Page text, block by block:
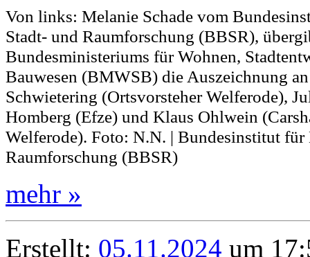
Von links: Melanie Schade vom
Stadt- und Raumforschung (BBSR),
Bundesministeriums für Wohnen,
Bauwesen (BMWSB) die Auszeichnung
Schwietering (Ortsvorsteher Welferode),
Homberg (Efze) und Klaus Ohlwein
Welferode). Foto: N.N. | Bundesinstitut für
Raumforschung (BBSR)
mehr »
Erstellt: 05.11.2024 um